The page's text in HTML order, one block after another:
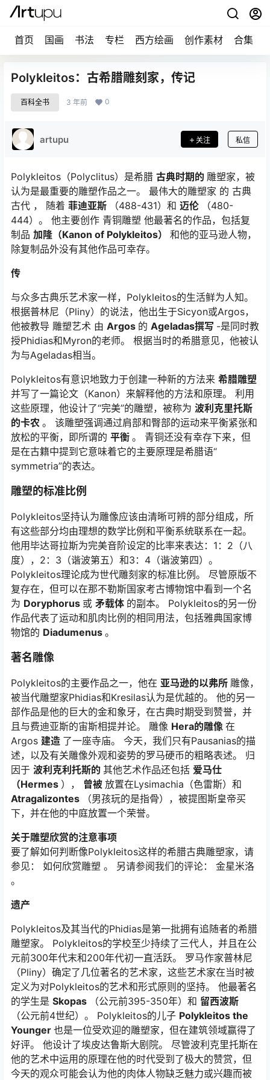
首页 国画 书法 专栏 西方绘画 创作素材 合集
Polykleitos：古希腊雕刻家，传记
百科全书 3 年前 0
artupu 关注 私信
Polykleitos（Polyclitus）是希腊 古典时期的 雕塑家，被
认为是最重要的雕塑作品之一。 最伟大的雕塑家 的 古典
古代 ， 随着 菲迪亚斯 （488-431）和 迈伦
（480-
444）。 他主要创作 青铜雕塑 他最著名的作品，包括复
制品 加隆（Kanon of Polykleitos） 和他的亚马逊人物，
除复制品外没有其他作品可幸存。
传
与众多古典乐艺术家一样，Polykleitos的生活鲜为人知。
根据普林尼（Pliny）的说法，他出生于Sicyon或Argos，
他被教导 雕塑艺术 由 Argos 的 Ageladas撰写 -是同时教
授Phidias和Myron的老师。 根据当时的希腊意见，他被认
为与Ageladas相当。
Polykleitos有意识地致力于创建一种新的方法来 希腊雕塑
并写了一篇论文（Kanon）来解释他的方法和原理。 利用
这些原理，他设计了“完美”的雕塑，被称为 波利克里托斯
的卡农 。 该雕塑强调通过肩部和臀部的运动来平衡紧张和
放松的平衡，即所谓的 平衡 。 青铜还没有幸存下来，但
是在古籍中提到它意味着它的主要原理是希腊语“
symmetria”的表达。
雕塑的标准比例
Polykleitos坚持认为雕像应该由清晰可辨的部分组成，所
有这些部分均由理想的数学比例和平衡系统联系在一起。
他用毕达哥拉斯为完美音阶设定的比率来表达：1：2（八
度），2：3（谐波第五）和3：4（谐波第四）。
Polykleitos理论成为世代雕刻家的标准比例。 尽管原版不
复存在，但可以在那不勒斯国家考古博物馆中看到一个名
为 Doryphorus 或 矛载体 的副本。 Polykleitos的另一份
作品代表了运动和肌肉比例的相同用法，包括雅典国家博
物馆的 Diadumenus 。
著名雕像
Polykleitos的主要作品之一，他在 亚马逊的以弗所 雕像，
被当代雕塑家Phidias和Kresilas认为是优越的。 他的另一
部作品是他的巨大的金和象牙，在古典时期受到赞誉，并
且与费迪亚斯的宙斯相提并论。 雕像 Hera的雕像 在
Argos 建造 了一座寺庙。 今天，我们只有Pausanias的描
述，以及有关雕像外观和姿势的罗马硬币的粗略表述。 归
因于 波利克利托斯的 其他艺术作品还包括 爱马仕
（Hermes ）， 曾被 放置在Lysimachia（色雷斯）和
Atragalizontes
（男孩玩的是指骨），被提图斯皇帝买
下，并在他的中庭放置一个荣誉。
关于雕塑欣赏的注意事项
要了解如何判断像Polykleitos这样的希腊古典雕塑家，请
参见： 如何欣赏雕塑 。 另请参阅我们的评论： 金星米洛
。
遗产
Polykleitos及其当代的Phidias是第一批拥有追随者的希腊
雕塑家。 Polykleitos的学校至少持续了三代人，并且在公
元前300年代末和200年代初一直活跃。 罗马作家普林尼
（Pliny）确定了几位著名的艺术家，这些艺术家在当时被
定义为对Polykleitos的艺术和形式原则的坚持。 他最著名
的学生是 Skopas （公元前395-350年）和 留西波斯
（公元前4世纪）。 Polykleitos的儿子 Polykleitos the
Younger 也是一位受欢迎的雕塑家，但在建筑领域赢得了
好评。 他设计了埃皮达鲁斯大剧院。 尽管波利克里托斯在
他的艺术中运用的原理在他的时代受到了极大的赞赏，但
今天的观众可能会认为他的肉体人物缺乏魅力或兴趣而被